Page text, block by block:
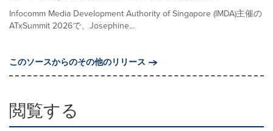
Infocomm Media Development Authority of Singapore (IMDA)主催の
ATxSummit 2026で、Josephine...
このソースからのその他のリリース
閲覧する